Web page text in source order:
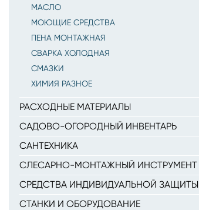
МАСЛО
МОЮЩИЕ СРЕДСТВА
ПЕНА МОНТАЖНАЯ
СВАРКА ХОЛОДНАЯ
СМАЗКИ
ХИМИЯ РАЗНОЕ
РАСХОДНЫЕ МАТЕРИАЛЫ
САДОВО-ОГОРОДНЫЙ ИНВЕНТАРЬ
САНТЕХНИКА
СЛЕСАРНО-МОНТАЖНЫЙ ИНСТРУМЕНТ
СРЕДСТВА ИНДИВИДУАЛЬНОЙ ЗАЩИТЫ
СТАНКИ И ОБОРУДОВАНИЕ